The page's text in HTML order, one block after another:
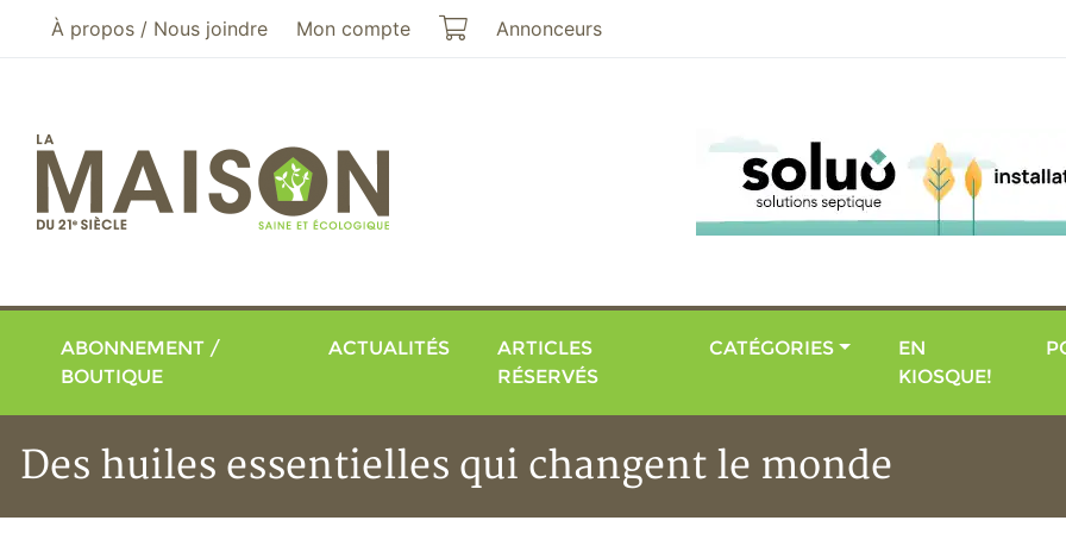
Aller au menu principal
Aller au contenu principal
À propos / Nous joindre Mon compte Mon panier
Annonceurs
ABONNEMENT /
BOUTIQUE
ACTUALITÉS
ARTICLES
RÉSERVÉS
CATÉGORIES
EN
KIOSQUE!
Des huiles essentielles qui changent le monde